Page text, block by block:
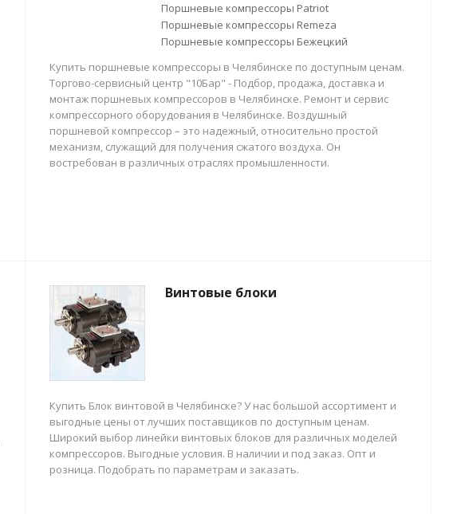
Поршневые компрессоры Patriot
Поршневые компрессоры Remeza
Поршневые компрессоры Бежецкий
Купить поршневые компрессоры в Челябинске по доступным ценам.
Торгово-сервисный центр "10Бар" - Подбор, продажа, доставка и
монтаж поршневых компрессоров в Челябинске. Ремонт и сервис
компрессорного оборудования в Челябинске. Воздушный
поршневой компрессор – это надежный, относительно простой
механизм, служащий для получения сжатого воздуха. Он
востребован в различных отраслях промышленности.
Винтовые блоки
Купить Блок винтовой в Челябинске? У нас большой ассортимент и
выгодные цены от лучших поставщиков по доступным ценам.
Широкий выбор линейки винтовых блоков для различных моделей
компрессоров. Выгодные условия. В наличии и под заказ. Опт и
розница. Подобрать по параметрам и заказать.